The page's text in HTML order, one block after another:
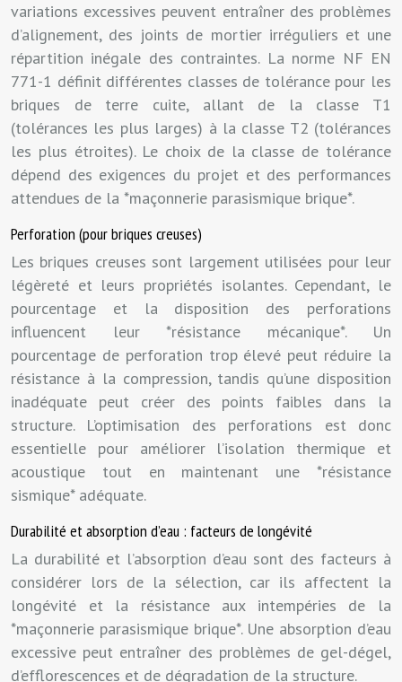
variations excessives peuvent entraîner des problèmes
d’alignement, des joints de mortier irréguliers et une
répartition inégale des contraintes. La norme NF EN
771-1 définit différentes classes de tolérance pour les
briques de terre cuite, allant de la classe T1
(tolérances les plus larges) à la classe T2 (tolérances
les plus étroites). Le choix de la classe de tolérance
dépend des exigences du projet et des performances
attendues de la *maçonnerie parasismique brique*.
Perforation (pour briques creuses)
Les briques creuses sont largement utilisées pour leur
légèreté et leurs propriétés isolantes. Cependant, le
pourcentage et la disposition des perforations
influencent leur *résistance mécanique*. Un
pourcentage de perforation trop élevé peut réduire la
résistance à la compression, tandis qu’une disposition
inadéquate peut créer des points faibles dans la
structure. L’optimisation des perforations est donc
essentielle pour améliorer l’isolation thermique et
acoustique tout en maintenant une *résistance
sismique* adéquate.
Durabilité et absorption d’eau : facteurs de longévité
La durabilité et l’absorption d’eau sont des facteurs à
considérer lors de la sélection, car ils affectent la
longévité et la résistance aux intempéries de la
*maçonnerie parasismique brique*. Une absorption d’eau
excessive peut entraîner des problèmes de gel-dégel,
d’efflorescences et de dégradation de la structure.